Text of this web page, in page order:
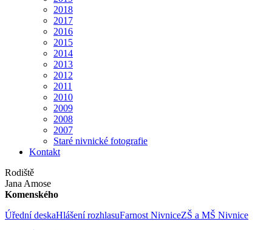
2018
2017
2016
2015
2014
2013
2012
2011
2010
2009
2008
2007
Staré nivnické fotografie
Kontakt
Rodiště
Jana Amose
Komenského
Úřední deskaHlášení rozhlasuFarnost NivniceZŠ a MŠ Nivnice